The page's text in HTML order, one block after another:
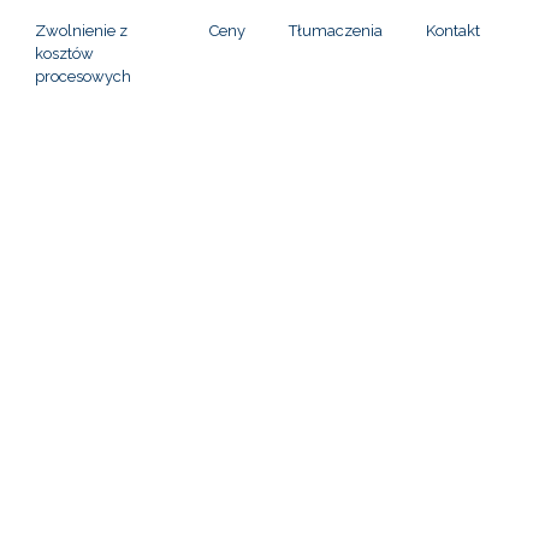
Zwolnienie z
kosztów
procesowych
Ceny Tłumaczenia Kontakt